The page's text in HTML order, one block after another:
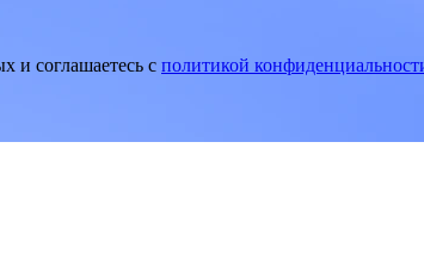
и соглашаетесь c политикой